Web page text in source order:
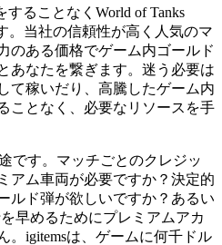
ることなくWorld of Tanks
。当社の信頼性が高く人気のマ
のある価格でゲーム内ゴールド
あなたを繋ぎます。迷う必要は
て稼いだり、高騰したゲーム内
ことなく、必要なリソースを手
です。マッチごとのクレジッ
アム車両が必要ですか？決定的
ルド弾が欲しいですか？あるい
早めるためにプレミアムアカ
。igitemsは、ゲームに何千ドル